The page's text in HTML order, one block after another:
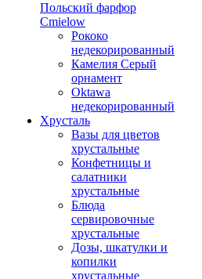
Польский фарфор
Сmielow
Рококо
недекорированный
Камелия Серый
орнамент
Oktawa
недекорированный
Хрусталь
Вазы для цветов
хрустальные
Конфетницы и
салатники
хрустальные
Блюда
сервировочные
хрустальные
Дозы, шкатулки и
копилки
хрустальные